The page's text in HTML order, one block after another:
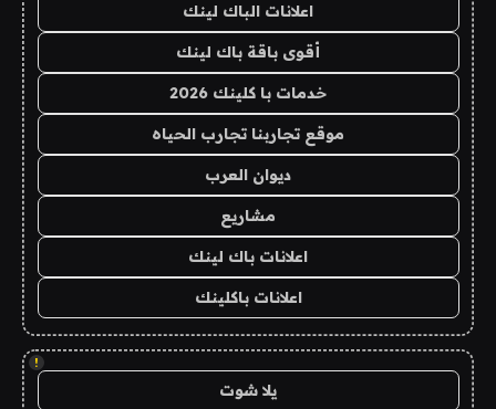
اعلانات الباك لينك
أقوى باقة باك لينك
خدمات با كلينك 2026
موقع تجاربنا تجارب الحياه
ديوان العرب
مشاريع
اعلانات باك لينك
اعلانات باكلينك
!
يلا شوت